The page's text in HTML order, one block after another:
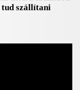
tud szállítani